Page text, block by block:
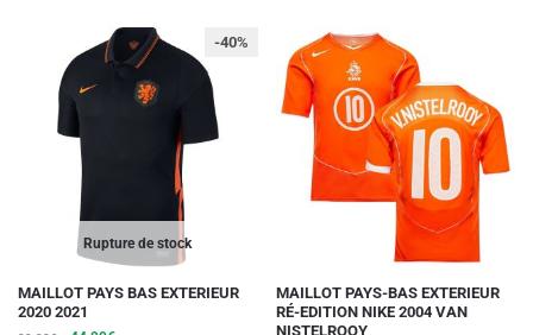
peuvent
choisies
peuvent
être
choisies
page
Rupture de stock
-40%
MAILLOT PAYS BAS EXTERIEUR
2020 2021
Ce
produit
MAILLOT PAYS-BAS EXTERIEUR
RÉ-EDITION NIKE 2004 VAN
NISTELROOY
Ce
produit